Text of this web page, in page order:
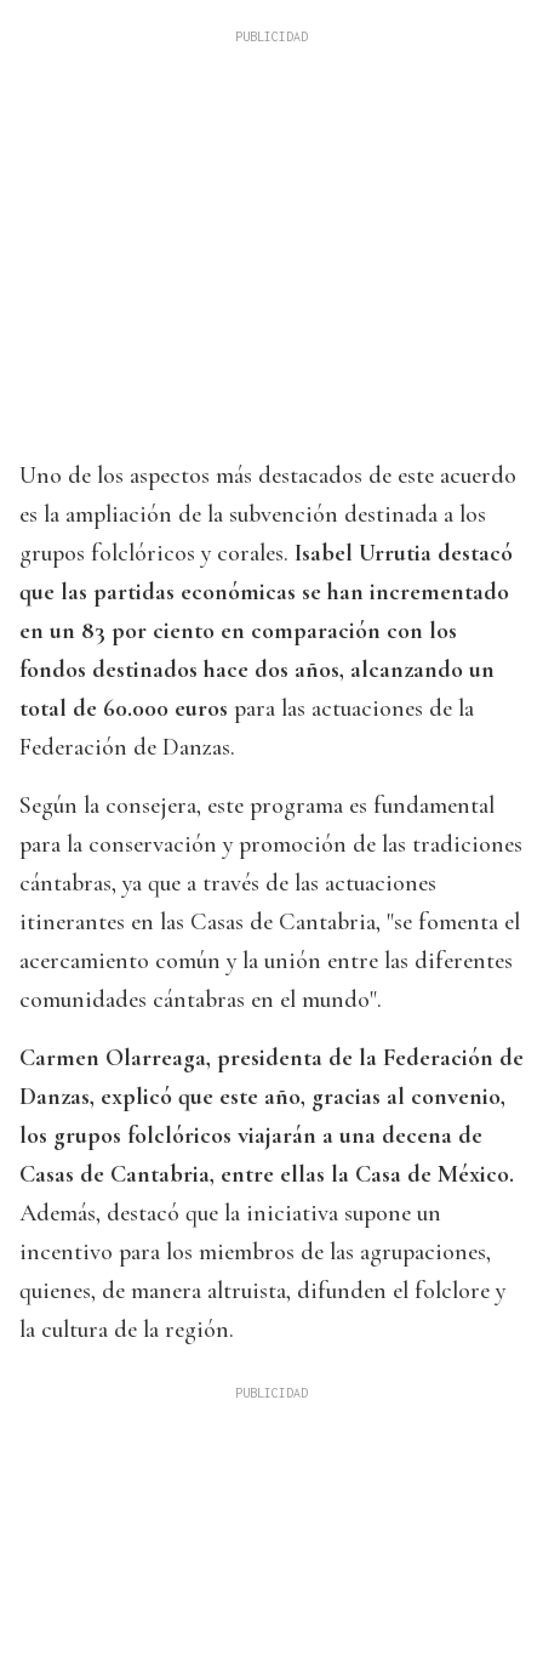
Uno de los aspectos más destacados de este acuerdo
es la ampliación de la subvención destinada a los
grupos folclóricos y corales. Isabel Urrutia destacó
que las partidas económicas se han incrementado
en un 83 por ciento en comparación con los
fondos destinados hace dos años, alcanzando un
total de 60.000 euros para las actuaciones de la
Federación de Danzas.
Según la consejera, este programa es fundamental
para la conservación y promoción de las tradiciones
cántabras, ya que a través de las actuaciones
itinerantes en las Casas de Cantabria, "se fomenta el
acercamiento común y la unión entre las diferentes
comunidades cántabras en el mundo".
Carmen Olarreaga, presidenta de la Federación de
Danzas, explicó que este año, gracias al convenio,
los grupos folclóricos viajarán a una decena de
Casas de Cantabria, entre ellas la Casa de México.
Además, destacó que la iniciativa supone un
incentivo para los miembros de las agrupaciones,
quienes, de manera altruista, difunden el folclore y
la cultura de la región.